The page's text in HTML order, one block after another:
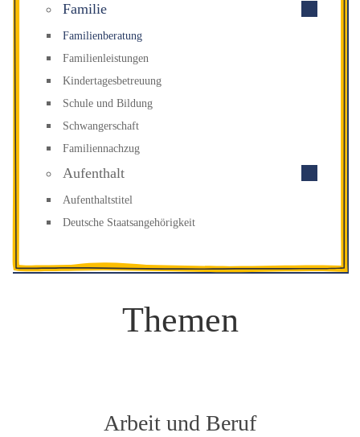
Familie
Familienberatung
Familienleistungen
Kindertagesbetreuung
Schule und Bildung
Schwangerschaft
Familiennachzug
Aufenthalt
Aufenthaltstitel
Deutsche Staatsangehörigkeit
Themen
Arbeit und Beruf